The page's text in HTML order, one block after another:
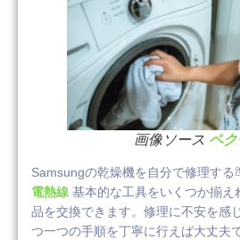
画像ソース ペ
Samsungの乾燥機を自分で修理する
電熱線 基本的な工具をいくつか揃え
品を交換できます。修理に不安を感
つ一つの手順を丁寧に行えば大丈夫